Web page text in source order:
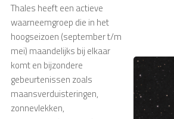
Thales heeft een actieve
waarneemgroep die in het
hoogseizoen (september t/m
mei) maandelijks bij elkaar
komt en bijzondere
gebeurtenissen zoals
maansverduisteringen,
zonnevlekken,